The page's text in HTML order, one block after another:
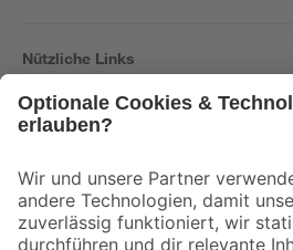
Nützliche Links
Der toom Newsletter: Keine Angebote und
Zur Newsletter Anmeldung